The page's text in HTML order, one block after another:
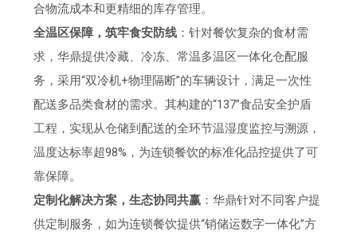
合物流成本和更精细的库存管理。
全温区保障，筑牢食安防线 ：针对餐饮复杂的食材需
求，华鼎提供冷藏、冷冻、常温多温区一体化仓配服
务，采用“双冷机+物理隔断”的车辆设计，满足一次性
配送多品类食材的需求。其构建的“137”食品安全护盾
工程，实现从仓储到配送的全环节温湿度监控与溯源，
温度达标率超98%，为连锁餐饮的标准化品控提供了可
靠保障。
定制化解决方案，生态协同共赢 ：华鼎针对不同客户提
供定制服务，如为连锁餐饮提供“销储运数字一体化”方